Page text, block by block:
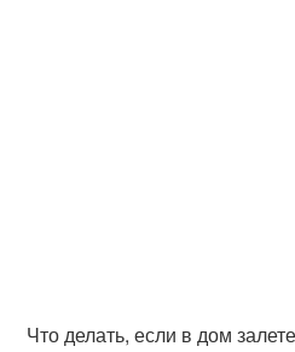
Что делать, если в дом